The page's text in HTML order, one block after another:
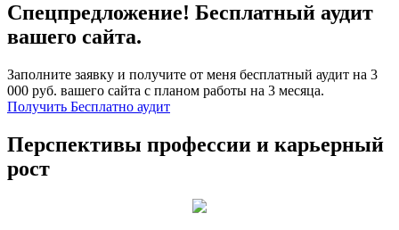
Спецпредложение! Бесплатный аудит
вашего сайта.
Заполните заявку и получите от меня бесплатный аудит на 3
000 руб. вашего сайта с планом работы на 3 месяца.
Получить Бесплатно аудит
Перспективы профессии и карьерный
рост